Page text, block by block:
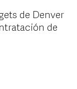
de Denver
de